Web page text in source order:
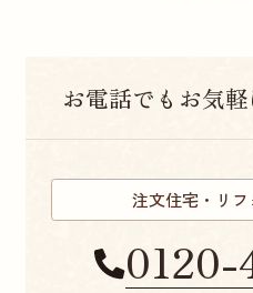
お電話でもお気
注文住宅・リ
0120-